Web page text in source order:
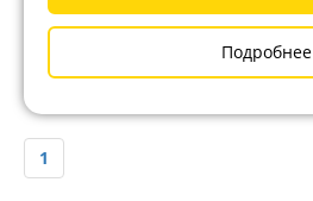
Подробнее
1